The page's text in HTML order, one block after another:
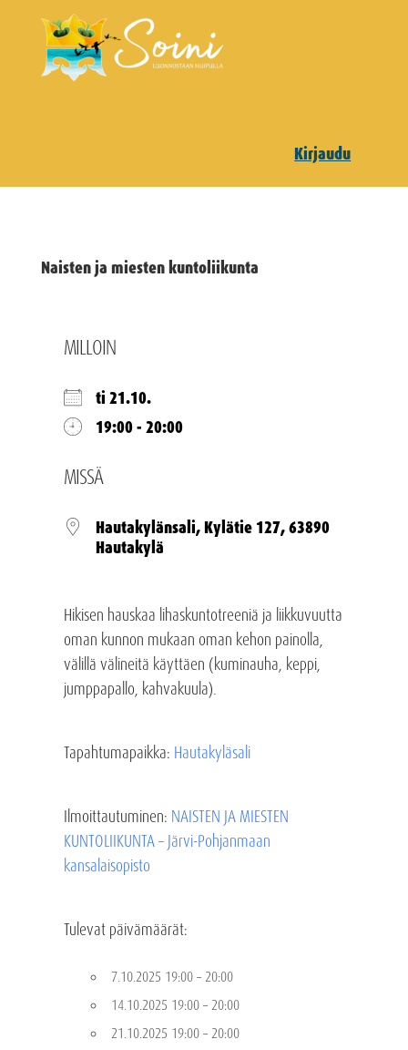
Kirjaudu
Naisten ja miesten kuntoliikunta
MILLOIN
ti 21.10.
19:00 - 20:00
MISSÄ
Hautakylänsali, Kylätie 127, 63890
Hautakylä
Hikisen hauskaa lihaskuntotreeniä ja liikkuvuutta
oman kunnon mukaan oman kehon painolla,
välillä välineitä käyttäen (kuminauha, keppi,
jumppapallo, kahvakuula).
Tapahtumapaikka: Hautakyläsali
Ilmoittautuminen: NAISTEN JA MIESTEN
KUNTOLIIKUNTA – Järvi-Pohjanmaan
kansalaisopisto
Tulevat päivämäärät:
7.10.2025 19:00– 20:00
14.10.2025 19:00– 20:00
21.10.2025 19:00– 20:00